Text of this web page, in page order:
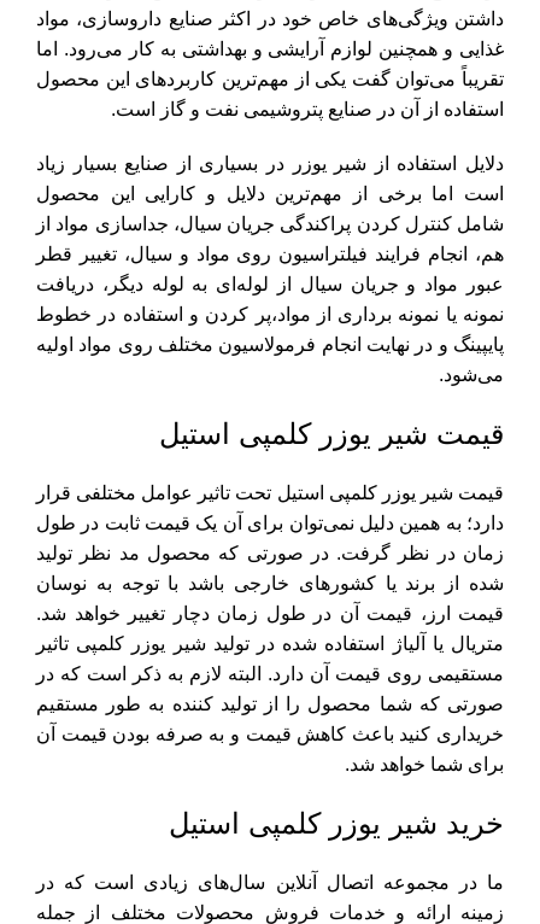
داشتن ویژگی‌های خاص خود در اکثر صنایع داروسازی، مواد
غذایی و همچنین لوازم آرایشی و بهداشتی به کار می‌رود. اما
تقریباً می‌توان گفت یکی از مهم‌ترین کاربردهای این محصول
استفاده از آن در صنایع پتروشیمی نفت و گاز است.
دلایل استفاده از شیر یوزر در بسیاری از صنایع بسیار زیاد
است اما برخی از مهم‌ترین دلایل و کارایی این محصول
شامل کنترل کردن پراکندگی جریان سیال، جداسازی مواد از
هم، انجام فرایند فیلتراسیون روی مواد و سیال، تغییر قطر
عبور مواد و جریان سیال از لوله‌ای به لوله دیگر، دریافت
نمونه یا نمونه برداری از مواد،پر کردن و استفاده در خطوط
پایپینگ و در نهایت انجام فرمولاسیون مختلف روی مواد اولیه
می‌شود.
قیمت شیر یوزر کلمپی استیل
قیمت شیر یوزر کلمپی استیل تحت تاثیر عوامل مختلفی قرار
دارد؛ به همین دلیل نمی‌توان برای آن یک قیمت ثابت در طول
زمان در نظر گرفت. در صورتی که محصول مد نظر تولید
شده از برند یا کشورهای خارجی باشد با توجه به نوسان
قیمت ارز، قیمت آن در طول زمان دچار تغییر خواهد شد.
متریال یا آلیاژ استفاده شده در تولید شیر یوزر کلمپی تاثیر
مستقیمی روی قیمت آن دارد. البته لازم به ذکر است که در
صورتی که شما محصول را از تولید کننده به طور مستقیم
خریداری کنید باعث کاهش قیمت و به صرفه بودن قیمت آن
برای شما خواهد شد.
خرید شیر یوزر کلمپی استیل
ما در مجموعه اتصال آنلاین سال‌های زیادی است که در
زمینه ارائه و خدمات فروش محصولات مختلف از جمله